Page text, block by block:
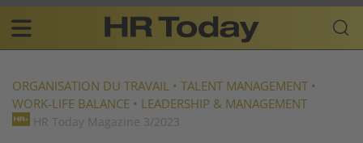
Skip
content
Plattform
für
Resources
navigation
FR
ORGANISATION DU TRAVAIL • TALENT MANAGEMENT •
WORK-LIFE BALANCE • LEADERSHIP & MANAGEMENT
HR Today Magazine 3/2023